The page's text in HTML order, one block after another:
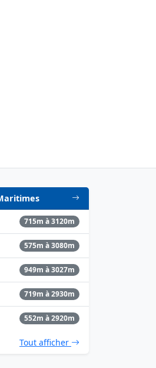
715m à 3120m
575m à 3080m
949m à 3027m
719m à 2930m
552m à 2920m
Tout afficher